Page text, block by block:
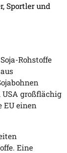
Sportler und
Rohstoffe
großflächig
EU einen
Eine